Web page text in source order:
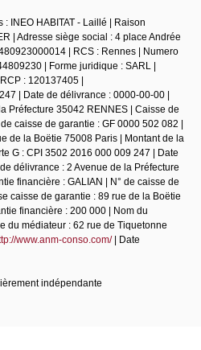
INEO HABITAT - Laillé | Raison
| Adresse siège social : 4 place Andrée
| RCS : Rennes | Numero
| Forme juridique : SARL |
: 120137405 |
| Date de délivrance : 0000-00-00 |
Préfecture 35042 RENNES | Caisse de
caisse de garantie : GF 0000 502 082 |
de la Boëtie 75008 Paris | Montant de la
G : CPI 3502 2016 000 009 247 | Date
délivrance : 2 Avenue de la Préfecture
financière : GALIAN | N° de caisse de
caisse de garantie : 89 rue de la Boëtie
financière : 200 000 | Nom du
du médiateur : 62 rue de Tiquetonne
www.anm-conso.com/| Date
indépendante